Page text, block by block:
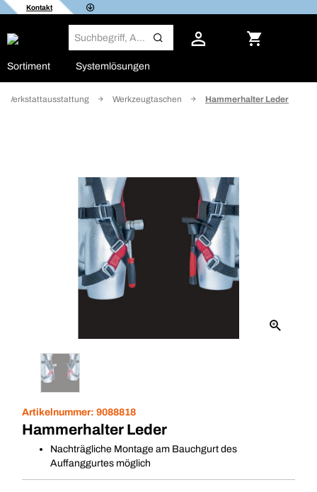
Kontakt
Sortiment Systemlösungen
Werkstattausstattung Werkzeugtaschen Hammerhalter Leder
Artikelnummer: 9088818
Hammerhalter Leder
Nachträgliche Montage am Bauchgurt des
Auffanggurtes möglich